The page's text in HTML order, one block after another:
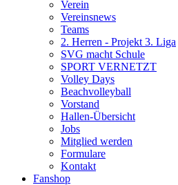
Verein
Vereinsnews
Teams
2. Herren - Projekt 3. Liga
SVG macht Schule
SPORT VERNETZT
Volley Days
Beachvolleyball
Vorstand
Hallen-Übersicht
Jobs
Mitglied werden
Formulare
Kontakt
Fanshop